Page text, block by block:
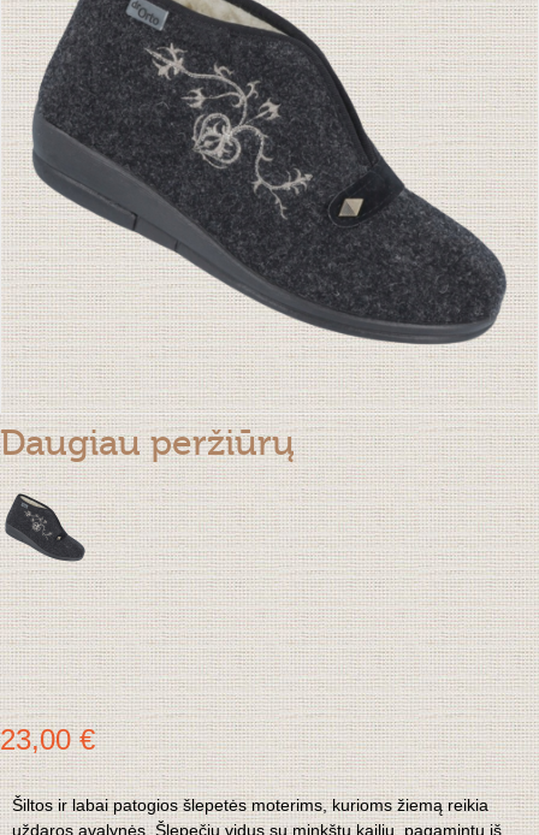
Daugiau peržiūrų
23,00 €
Šiltos ir labai patogios šlepetės moterims, kurioms žiemą reikia
uždaros avalynės. Šlepečių vidus su minkštu kailiu, pagamintu iš